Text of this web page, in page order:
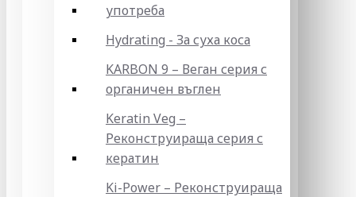
употреба
Hydrating - За суха коса
KARBON 9 – Веган серия с
органичен въглен
Keratin Veg –
Реконструираща серия с
кератин
Ki-Power – Реконструираща